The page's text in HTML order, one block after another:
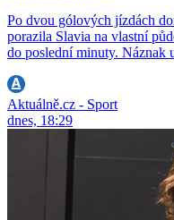
Po dvou gólových jízdách
porazila Slavia na vlastní
do poslední minuty. Náznak
Aktuálně.cz - Sport
dnes, 18:29